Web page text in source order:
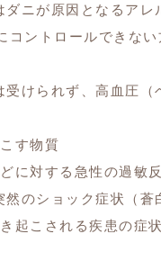
ニが原因となるア
コントロールできな
けられず、高血圧
す物質
対する急性の過敏
のショック症状（
こされる疾患の症